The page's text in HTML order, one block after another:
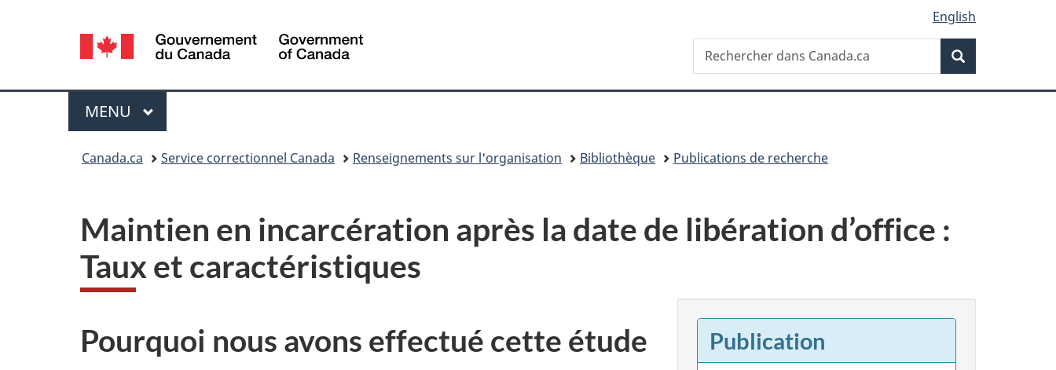
Invitations
sujet
HTML
Sélection
de
la
langue
English
Canada
Recherche
Rechercher
dans
Menu
MENU PRINCIPAL
Canada.ca Service correctionnel Canada Renseignements sur l'organisation Bibliothèque Publications de recherche
Maintien en incarcération après la date de libération d’office :
Taux et caractéristiques
Publication
Pourquoi nous avons effectué cette étude